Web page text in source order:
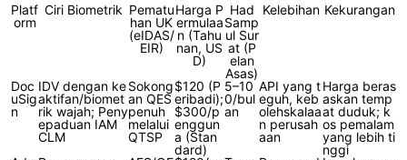
Platf
orm
Ciri Biometrik Pematu
han UK
(eIDAS/
EIR)
Harga P
ermulaa
n (Tahu
nan, US
D)
Had
Samp
ul Sur
at (P
elan
Asas)
Kelebihan Kekurangan
Doc
uSig
n
IDV dengan ke
aktifan/biomet
rik wajah; Peny
epaduan IAM
CLM
Sokong
an QES
penuh
melalui
QTSP
$120 (P
eribadi);
$300/p
enggun
a (Stan
dard)
5–10
0/bul
an
API yang t
eguh, keb
olehskalaa
n perusah
aan
Harga beras
askan temp
at duduk; k
os pemalam
yang lebih ti
nggi